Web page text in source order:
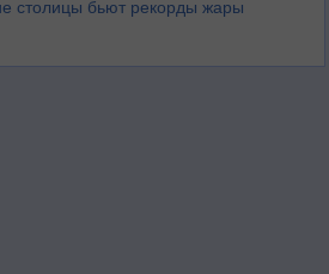
столицы бьют рекорды жары